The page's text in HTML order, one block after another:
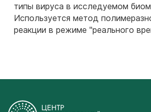
типы вируса в исследуемом
Используется метод
реакции в режиме "реального